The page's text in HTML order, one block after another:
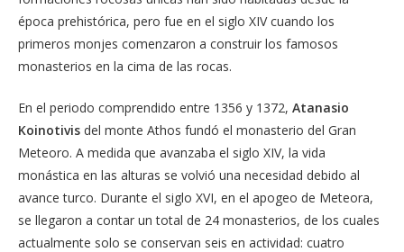
época prehistórica, pero fue en el siglo XIV cuando los
primeros monjes comenzaron a construir los famosos
monasterios en la cima de las rocas.
En el periodo comprendido entre 1356 y 1372, Atanasio
Koinotivis del monte Athos fundó el monasterio del Gran
Meteoro. A medida que avanzaba el siglo XIV, la vida
monástica en las alturas se volvió una necesidad debido al
avance turco. Durante el siglo XVI, en el apogeo de Meteora,
se llegaron a contar un total de 24 monasterios, de los cuales
actualmente solo se conservan seis en actividad: cuatro